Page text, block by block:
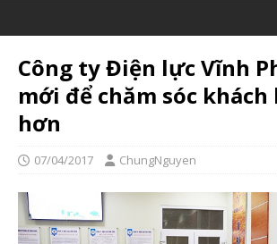
Công ty Điện lực Vĩnh
mới để chăm sóc
hơn
07/04/2017 ChungNguyen